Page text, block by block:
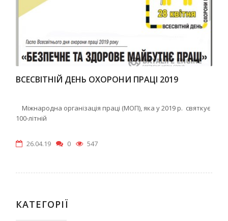
ВСЕСВІТНІЙ ДЕНЬ ОХОРОНИ ПРАЦІ 2019
Міжнародна організація праці (МОП), яка у 2019 р. святкує
100-літній
26.04.19 0 547
КАТЕГОРІЇ